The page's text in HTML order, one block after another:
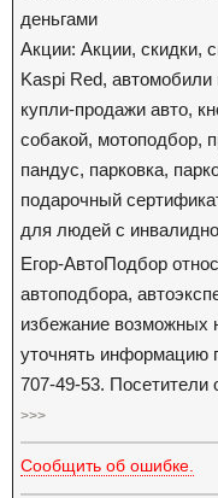
деньгами
Акции: Акции, скидки,
Kaspi Red, автомобили
купли-продажи авто,
собакой, мотоподбор,
пандус, парковка,
подарочный
для людей с
Егор-АвтоПодбор
автоподбора,
избежание возможных
уточнять информацию
707-49-53. Посетители
>>>
Сообщить об ошибке.